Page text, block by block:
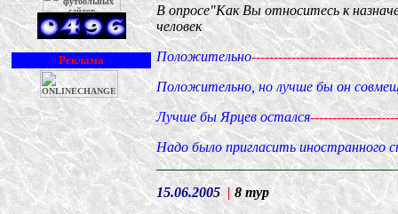
Реклама
В опросе"Как Вы относитесь к
человек
Положительно
Положительно, но лучше бы он
Лучше бы Ярцев остался
Надо было пригласить иностранного
15.06.2005 | 8 тур